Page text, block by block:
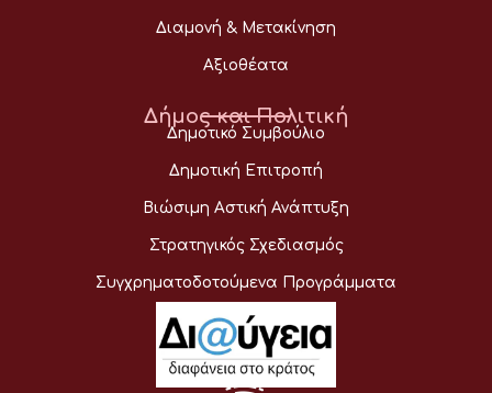
Διαμονή & Μετακίνηση
Αξιοθέατα
Δήμος και Πολιτική
Δημοτικό Συμβούλιο
Δημοτική Επιτροπή
Βιώσιμη Αστική Ανάπτυξη
Στρατηγικός Σχεδιασμός
Συγχρηματοδοτούμενα Προγράμματα